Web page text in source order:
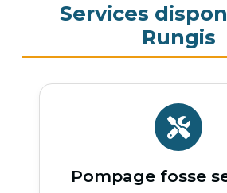
Services
Rungis
Pompage fosse